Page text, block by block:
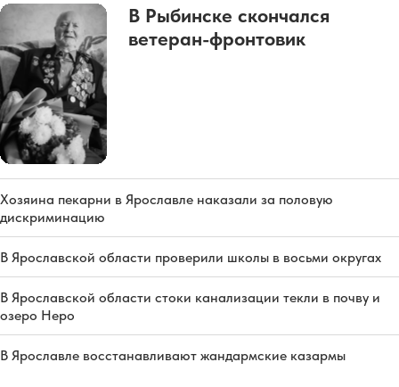
В Рыбинске скончался
ветеран-фронтовик
Хозяина пекарни в Ярославле наказали за половую
дискриминацию
В Ярославской области проверили школы в восьми округах
В Ярославской области стоки канализации текли в почву и
озеро Неро
В Ярославле восстанавливают жандармские казармы